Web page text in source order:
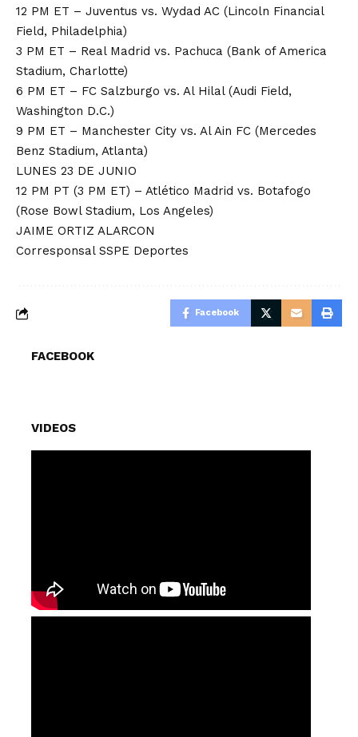
12 PM ET – Juventus vs. Wydad AC (Lincoln Financial
Field, Philadelphia)
3 PM ET – Real Madrid vs. Pachuca (Bank of America
Stadium, Charlotte)
6 PM ET – FC Salzburgo vs. Al Hilal (Audi Field,
Washington D.C.)
9 PM ET – Manchester City vs. Al Ain FC (Mercedes
Benz Stadium, Atlanta)
LUNES 23 DE JUNIO
12 PM PT (3 PM ET) – Atlético Madrid vs. Botafogo
(Rose Bowl Stadium, Los Angeles)
JAIME ORTIZ ALARCON
Corresponsal SSPE Deportes
Facebook
FACEBOOK
VIDEOS